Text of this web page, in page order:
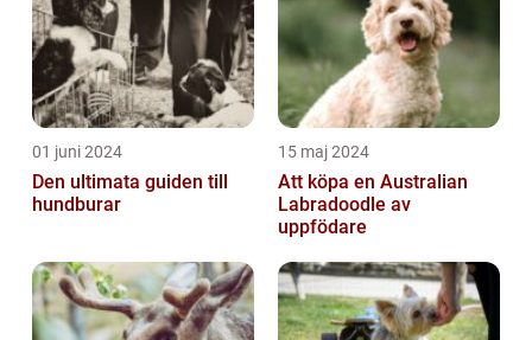
01 juni 2024
Den ultimata guiden till
hundburar
15 maj 2024
Att köpa en Australian
Labradoodle av
uppfödare